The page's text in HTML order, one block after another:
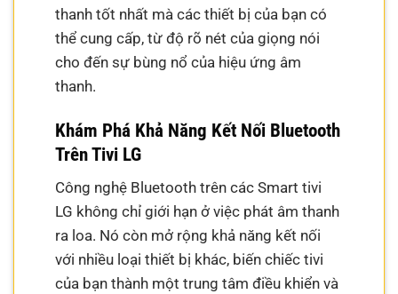
thanh tốt nhất mà các thiết bị của bạn có
thể cung cấp, từ độ rõ nét của giọng nói
cho đến sự bùng nổ của hiệu ứng âm
thanh.
Khám Phá Khả Năng Kết Nối Bluetooth
Trên Tivi LG
Công nghệ Bluetooth trên các Smart tivi
LG không chỉ giới hạn ở việc phát âm thanh
ra loa. Nó còn mở rộng khả năng kết nối
với nhiều loại thiết bị khác, biến chiếc tivi
của bạn thành một trung tâm điều khiển và